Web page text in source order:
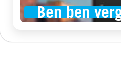
Ben ben